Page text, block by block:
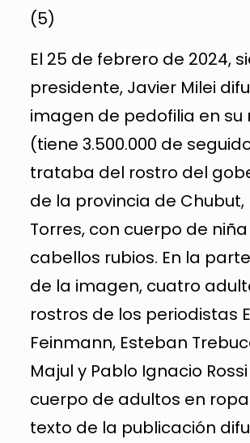
(5)
El 25 de febrero de 2024,
presidente, Javier Milei
imagen de pedofilia en su
(tiene 3.500.000 de
trataba del rostro del
de la provincia de Chubut,
Torres, con cuerpo de
cabellos rubios. En la
de la imagen, cuatro
rostros de los periodistas
Feinmann, Esteban
Majul y Pablo Ignacio
cuerpo de adultos en ropa
texto de la publicación